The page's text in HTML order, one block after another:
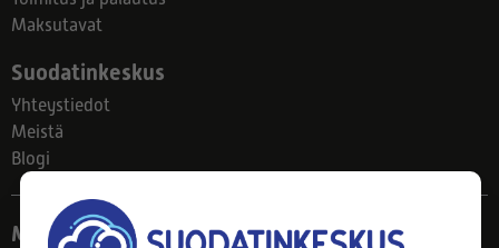
Maksutavat
Suodatinkeskus
Yhteystiedot
Meistä
Blogi
Myymälä